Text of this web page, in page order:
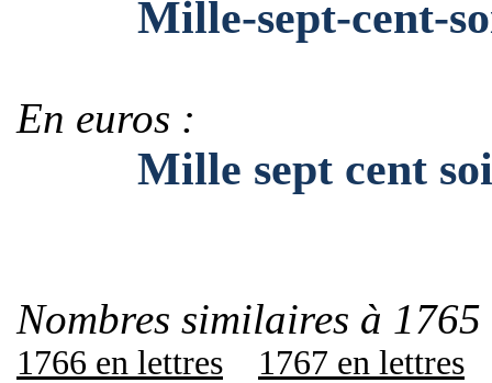
Mille-sept-cent-
En euros :
Mille sept cent
Nombres similaires à
1766 en lettres
1767 en lettres